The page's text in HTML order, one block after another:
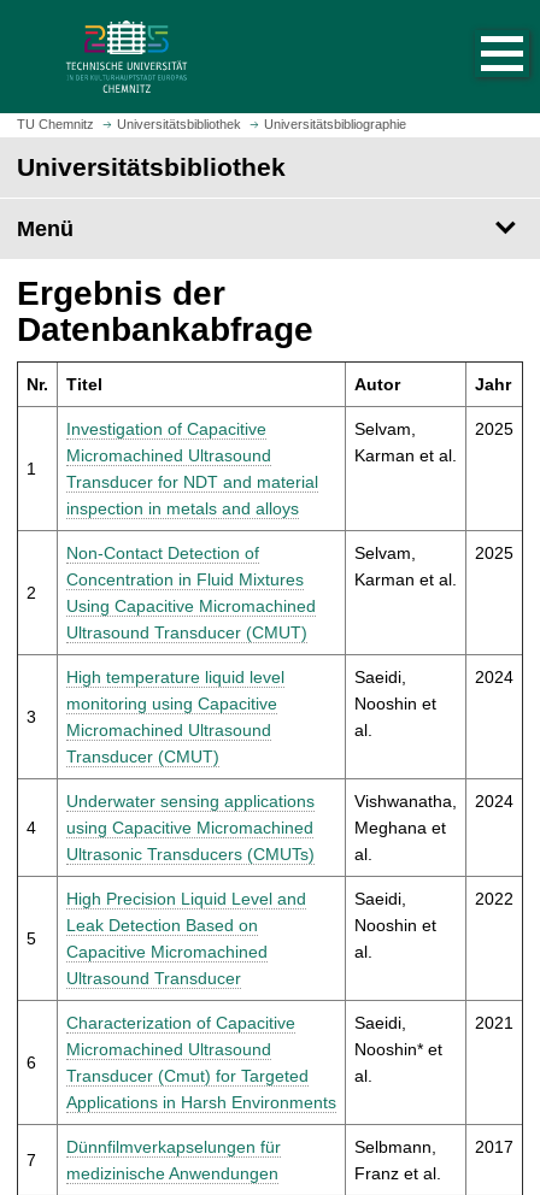
z
m
t
e
i
t
u
f
u
f
TU Chemnitz Universitätsbibliothek Universitätsbibliographie
Universitätsbibliothek
Menü
Ergebnis der
Datenbankabfrage
Nr. Titel Autor Jahr
1
Investigation of Capacitive
Micromachined Ultrasound
Transducer for NDT and material
inspection in metals and alloys
Selvam,
Karman et al.
2025
2
Non-Contact Detection of
Concentration in Fluid Mixtures
Using Capacitive Micromachined
Ultrasound Transducer (CMUT)
Selvam,
Karman et al.
2025
3
High temperature liquid level
monitoring using Capacitive
Micromachined Ultrasound
Transducer (CMUT)
Saeidi,
Nooshin et
al.
2024
4
Underwater sensing applications
using Capacitive Micromachined
Ultrasonic Transducers (CMUTs)
Vishwanatha,
Meghana et
al.
2024
5
High Precision Liquid Level and
Leak Detection Based on
Capacitive Micromachined
Ultrasound Transducer
Saeidi,
Nooshin et
al.
2022
6
Characterization of Capacitive
Micromachined Ultrasound
Transducer (Cmut) for Targeted
Applications in Harsh Environments
Saeidi,
Nooshin* et
al.
2021
7
Dünnfilmverkapselungen für
medizinische Anwendungen
Selbmann,
Franz et al.
2017